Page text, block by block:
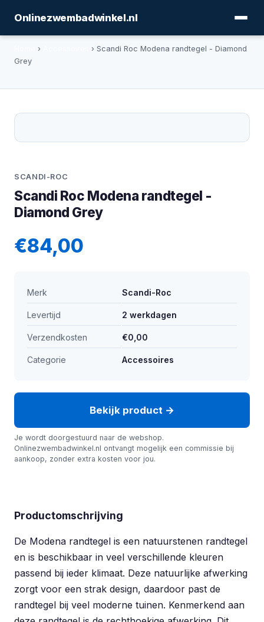
Onlinezwembadwinkel.nl
›
› Scandi Roc Modena randtegel - Diamond
Grey
SCANDI-ROC
Scandi Roc Modena randtegel -
Diamond Grey
€84,00
Merk Scandi-Roc
Levertijd 2 werkdagen
Verzendkosten €0,00
Categorie Accessoires
Bekijk product →
Je wordt doorgestuurd naar de webshop.
Onlinezwembadwinkel.nl ontvangt mogelijk een commissie bij
aankoop, zonder extra kosten voor jou.
Productomschrijving
De Modena randtegel is een natuurstenen randtegel
en is beschikbaar in veel verschillende kleuren
passend bij ieder klimaat. Deze natuurlijke afwerking
zorgt voor een strak design, daardoor past de
randtegel bij veel moderne tuinen. Kenmerkend aan